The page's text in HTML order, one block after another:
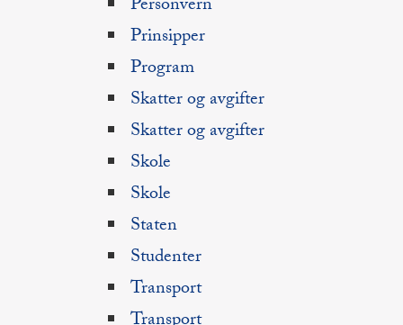
Prinsipper
Program
Skatter og avgifter
Skatter og avgifter
Skole
Skole
Staten
Studenter
Transport